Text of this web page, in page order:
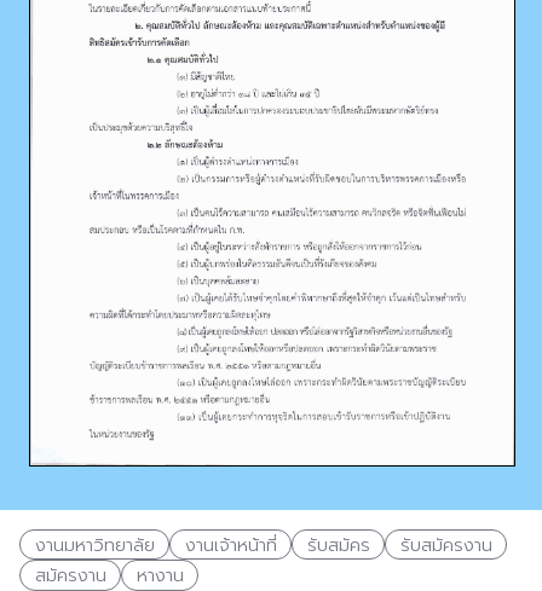
งานมหาวิทยาลัย งานเจ้าหน้าที่ รับสมัคร
รับสมัครงาน
สมัครงาน
หางาน